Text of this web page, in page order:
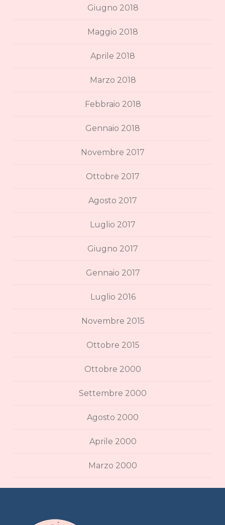
Giugno 2018
Maggio 2018
Aprile 2018
Marzo 2018
Febbraio 2018
Gennaio 2018
Novembre 2017
Ottobre 2017
Agosto 2017
Luglio 2017
Giugno 2017
Gennaio 2017
Luglio 2016
Novembre 2015
Ottobre 2015
Ottobre 2000
Settembre 2000
Agosto 2000
Aprile 2000
Marzo 2000